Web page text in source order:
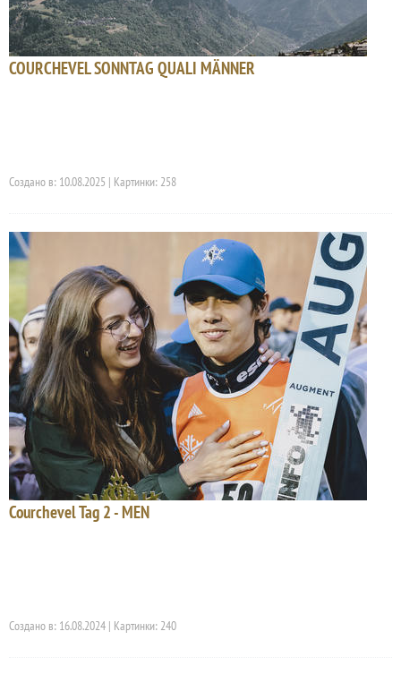
COURCHEVEL SONNTAG QUALI MÄNNER
Создано в: 10.08.2025 | Картинки: 258
Courchevel Tag 2 - MEN
Создано в: 16.08.2024 | Картинки: 240